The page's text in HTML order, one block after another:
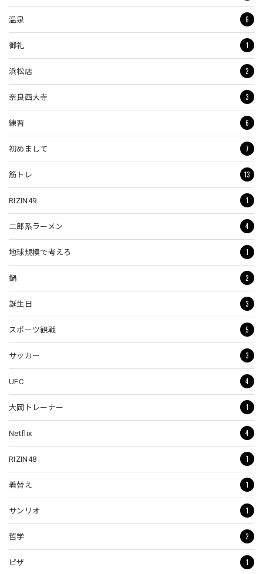
温泉 6
御礼 1
浜松店 2
奈良西大寺 3
練習 6
初めまして 7
筋トレ 13
RIZIN49 1
二郎系ラーメン 4
地球規模で考えろ 1
鍋 2
誕生日 3
スポーツ観戦 5
サッカー 3
UFC 4
大岡トレーナー 1
Netflix 4
RIZIN48 1
着替え 1
サンリオ 1
哲学 2
ピザ 1